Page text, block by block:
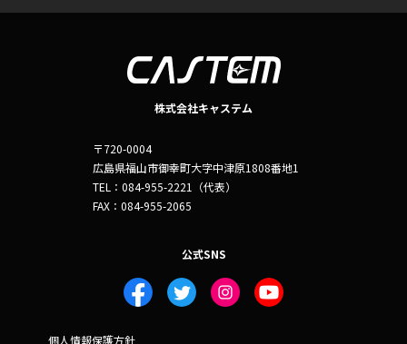
株式会社キャステム
〒720-0004
広島県福山市御幸町大字中津原1808番地1
TEL：084-955-2221（代表）
FAX：084-955-2065
公式SNS
個人情報保護方針